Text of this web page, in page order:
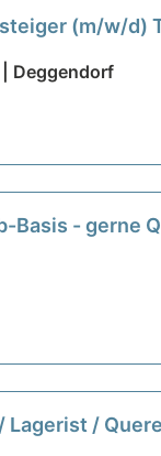
(m/w/d)
Deggendorf
Basis - gerne
Lagerist /